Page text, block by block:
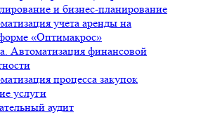
и бизнес-планирование
учета аренды на
«Оптимакрос»
Автоматизация финансовой
процесса закупок
услуги
аудит